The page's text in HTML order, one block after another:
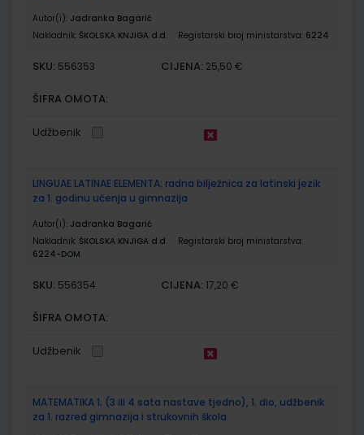
Autor(i): Jadranka Bagarić
Nakladnik: ŠKOLSKA KNJIGA d.d. Registarski broj ministarstva: 6224
SKU: 556353 CIJENA: 25,50 €
ŠIFRA OMOTA:
Udžbenik
LINGUAE LATINAE ELEMENTA; radna bilježnica za latinski jezik
za 1. godinu učenja u gimnazija
Autor(i): Jadranka Bagarić
Nakladnik: ŠKOLSKA KNJIGA d.d.
Registarski broj ministarstva:
6224-DOM
SKU: 556354 CIJENA: 17,20 €
ŠIFRA OMOTA:
Udžbenik
MATEMATIKA 1; (3 ili 4 sata nastave tjedno), 1. dio, udžbenik
za 1. razred gimnazija i strukovnih škola